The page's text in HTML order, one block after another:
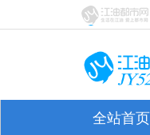
全站首页